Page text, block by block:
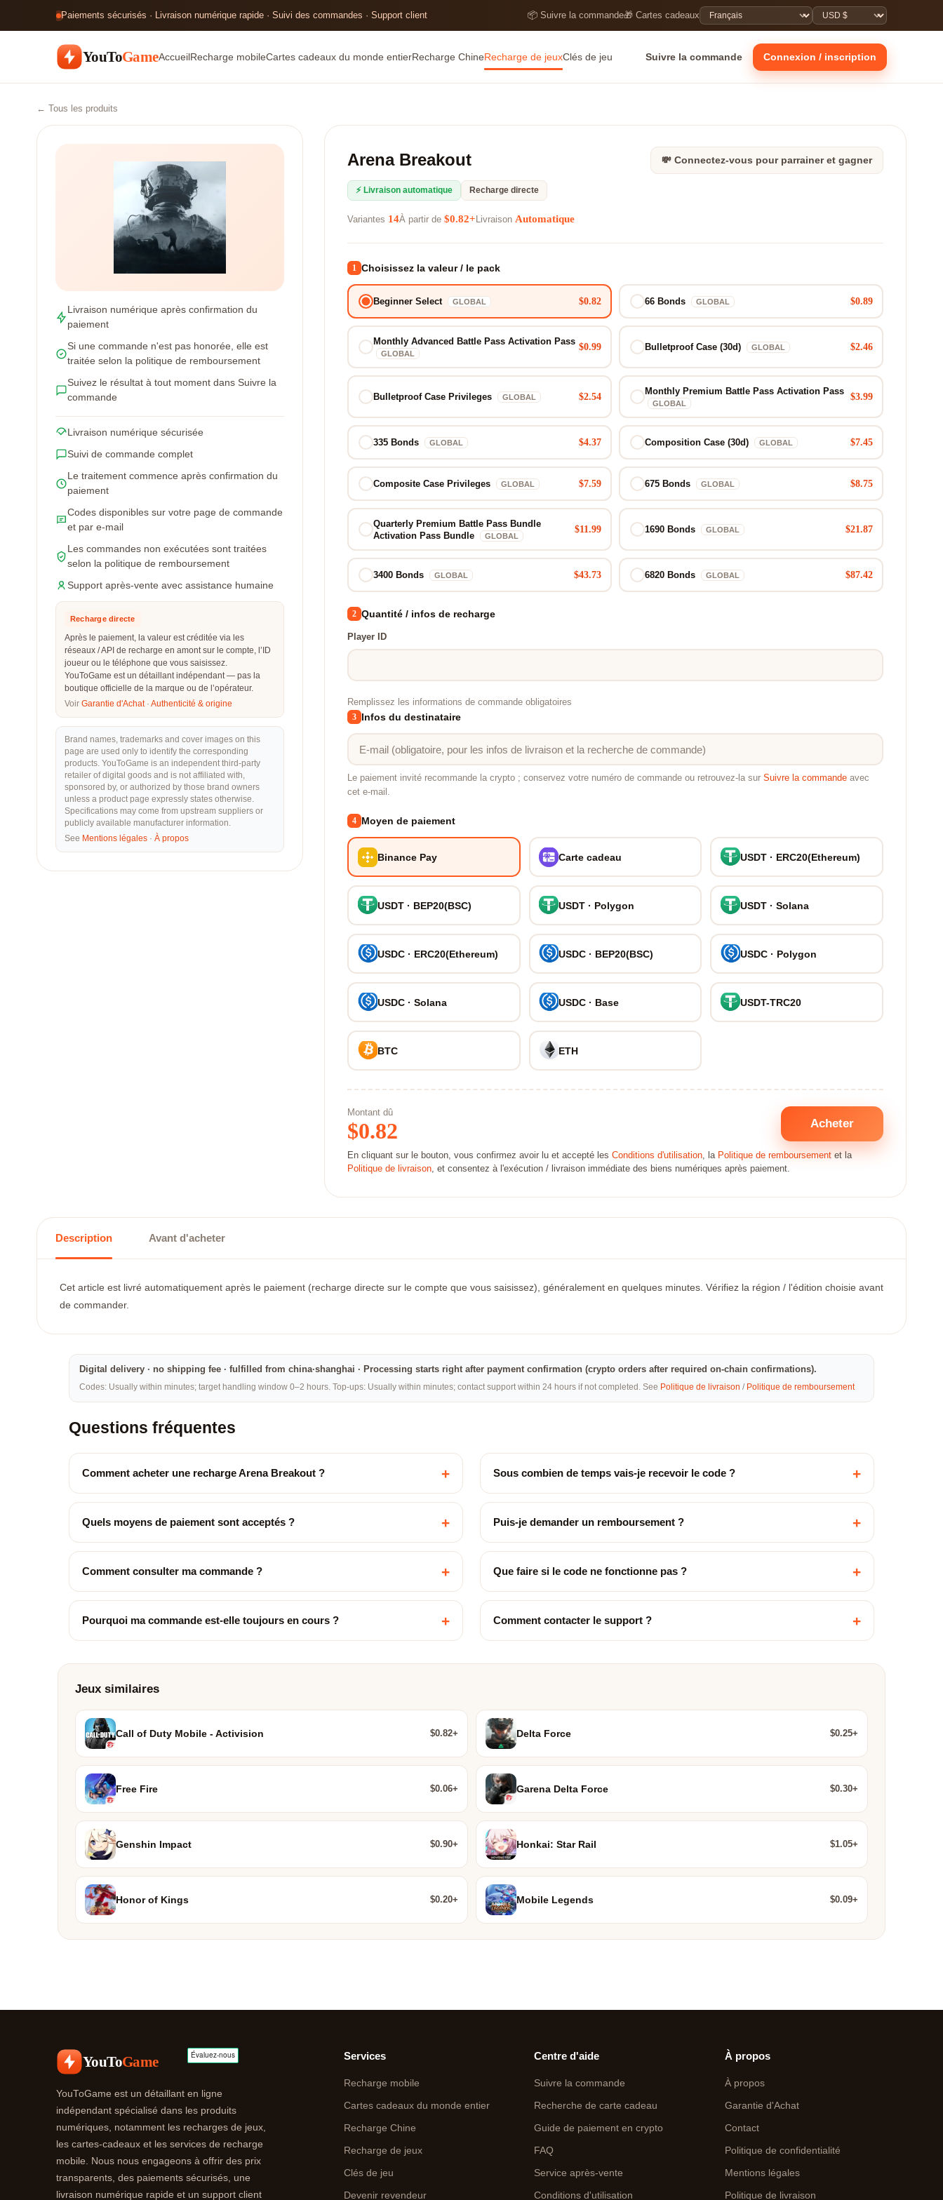
Paiements sécurisés · Livraison numérique rapide · Suivi des commandes · Support client 📦 Suivre la commande🎁 Cartes cadeaux
YouToGameAccueilRecharge mobileCartes cadeaux du monde entierRecharge ChineRecharge de jeuxClés de jeu Suivre la commande Connexion / inscription
← Tous les produits
Livraison numérique après confirmation du
paiement
Si une commande n'est pas honorée, elle est
traitée selon la politique de remboursement
Suivez le résultat à tout moment dans Suivre la
commande
Livraison numérique sécurisée
Suivi de commande complet
Le traitement commence après confirmation du
paiement
Codes disponibles sur votre page de commande
et par e-mail
Les commandes non exécutées sont traitées
selon la politique de remboursement
Support après-vente avec assistance humaine
Recharge directe
Après le paiement, la valeur est créditée via les
réseaux / API de recharge en amont sur le compte, l’ID
joueur ou le téléphone que vous saisissez.
YouToGame est un détaillant indépendant — pas la
boutique officielle de la marque ou de l’opérateur.
Voir Garantie d'Achat· Authenticité & origine
Brand names, trademarks and cover images on this
page are used only to identify the corresponding
products. YouToGame is an independent third-party
retailer of digital goods and is not affiliated with,
sponsored by, or authorized by those brand owners
unless a product page expressly states otherwise.
Specifications may come from upstream suppliers or
publicly available manufacturer information.
See Mentions légales · À propos
💸 Connectez-vous pour parrainer et gagner
Arena Breakout
⚡ Livraison automatique Recharge directe
Variantes 14À partir de $0.82+ Livraison Automatique
1 Choisissez la valeur / le pack
Beginner Select GLOBAL $0.82 66 Bonds GLOBAL $0.89
Monthly Advanced Battle Pass Activation Pass
GLOBAL
$0.99 Bulletproof Case (30d) GLOBAL $2.46
Bulletproof Case Privileges GLOBAL $2.54
Monthly Premium Battle Pass Activation Pass
GLOBAL
$3.99
335 Bonds GLOBAL $4.37 Composition Case (30d) GLOBAL $7.45
Composite Case Privileges GLOBAL $7.59 675 Bonds GLOBAL $8.75
Quarterly Premium Battle Pass Bundle
Activation Pass Bundle
GLOBAL
$11.99 1690 Bonds GLOBAL $21.87
3400 Bonds GLOBAL $43.73 6820 Bonds GLOBAL $87.42
2 Quantité / infos de recharge
Player ID
Remplissez les informations de commande obligatoires
3 Infos du destinataire
Le paiement invité recommande la crypto ; conservez votre numéro de commande ou retrouvez-la sur Suivre la commande avec
cet e-mail.
4 Moyen de paiement
Binance Pay Carte cadeau USDT · ERC20(Ethereum)
USDT · BEP20(BSC) USDT · Polygon USDT · Solana
USDC · ERC20(Ethereum) USDC · BEP20(BSC) USDC · Polygon
USDC · Solana USDC · Base USDT-TRC20
BTC ETH
Montant dû
$0.82 Acheter
En cliquant sur le bouton, vous confirmez avoir lu et accepté les Conditions d'utilisation, la Politique de remboursement et la
Politique de livraison, et consentez à l'exécution / livraison immédiate des biens numériques après paiement.
Description Avant d'acheter
Cet article est livré automatiquement après le paiement (recharge directe sur le compte que vous saisissez), généralement en quelques minutes. Vérifiez la région / l'édition choisie avant
de commander.
Digital delivery · no shipping fee · fulfilled from china·shanghai · Processing starts right after payment confirmation (crypto orders after required on-chain confirmations).
Codes: Usually within minutes; target handling window 0–2 hours. Top-ups: Usually within minutes; contact support within 24 hours if not completed. See Politique de livraison / Politique de remboursement
Questions fréquentes
Comment acheter une recharge Arena Breakout ? + Sous combien de temps vais-je recevoir le code ? +
Quels moyens de paiement sont acceptés ? + Puis-je demander un remboursement ? +
Comment consulter ma commande ? + Que faire si le code ne fonctionne pas ? +
Pourquoi ma commande est-elle toujours en cours ? + Comment contacter le support ? +
Jeux similaires
Call of Duty Mobile - Activision $0.82+ Delta Force $0.25+
Free Fire $0.06+ Garena Delta Force $0.30+
Genshin Impact $0.90+ Honkai: Star Rail $1.05+
Honor of Kings $0.20+ Mobile Legends $0.09+
YouToGame
YouToGame est un détaillant en ligne
indépendant spécialisé dans les produits
numériques, notamment les recharges de jeux,
les cartes-cadeaux et les services de recharge
mobile. Nous nous engageons à offrir des prix
transparents, des paiements sécurisés, une
livraison numérique rapide et un support client
Services
Recharge mobile
Cartes cadeaux du monde entier
Recharge Chine
Recharge de jeux
Clés de jeu
Devenir revendeur
Centre d'aide
Suivre la commande
Recherche de carte cadeau
Guide de paiement en crypto
FAQ
Service après-vente
Conditions d'utilisation
À propos
À propos
Garantie d'Achat
Contact
Politique de confidentialité
Mentions légales
Politique de livraison